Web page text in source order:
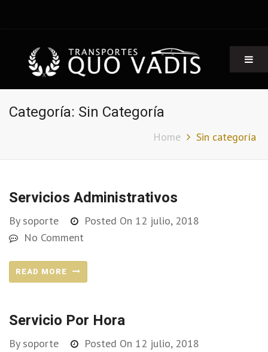
Radio Taxis Quo Vadis
Categoría: Sin Categoría
Home Sin categoría
Servicios Administrativos
By soporte Posted On 12 julio, 2018
No Comment
READ MORE
Servicio Por Hora
By soporte Posted On 12 julio, 2018